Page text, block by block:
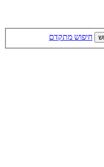
חיפוש מתקדם